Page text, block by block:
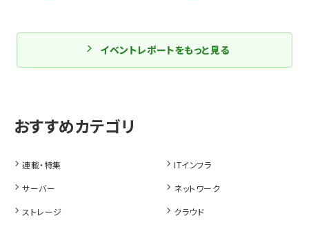
イベントレポートをもっと見る
連載・特集
ITインフラ
サーバー
ネットワーク
ストレージ
クラウド